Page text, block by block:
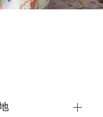
Ｂ限定商品）
Ｂ限定商品）